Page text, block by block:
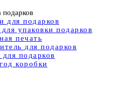
подарков
для подарков
упаковки подарков
печать
для подарков
подарков
коробки